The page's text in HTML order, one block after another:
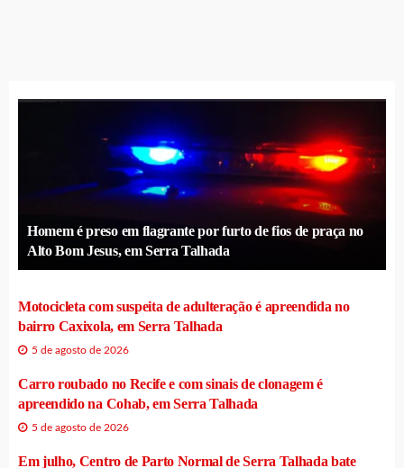
Homem é preso em flagrante por furto de fios de praça no
Alto Bom Jesus, em Serra Talhada
Motocicleta com suspeita de adulteração é apreendida no
bairro Caxixola, em Serra Talhada
5 de agosto de 2026
Carro roubado no Recife e com sinais de clonagem é
apreendido na Cohab, em Serra Talhada
5 de agosto de 2026
Em julho, Centro de Parto Normal de Serra Talhada bate